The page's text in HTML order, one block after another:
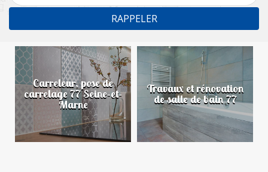
Carreleur, pose de
carrelage 77 Seine-et-
Marne
Travaux et rénovation
de salle de bain 77